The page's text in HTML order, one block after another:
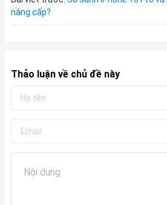
nâng cấp?
Thảo luận về chủ đề này